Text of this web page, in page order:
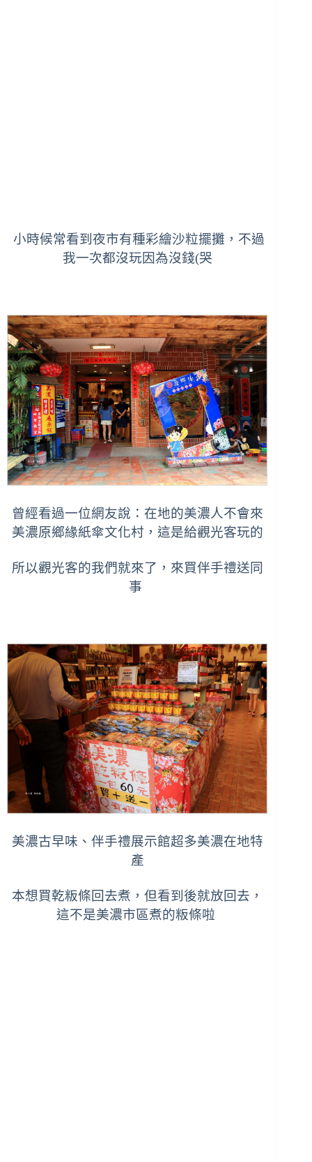
小時候常看到夜市有種彩繪沙粒擺攤，不過
我一次都沒玩因為沒錢(哭
曾經看過一位網友說：在地的美濃人不會來
美濃原鄉緣紙傘文化村，這是給觀光客玩的
所以觀光客的我們就來了，來買伴手禮送同
事
美濃古早味、伴手禮展示館超多美濃在地特
產
本想買乾粄條回去煮，但看到後就放回去，
這不是美濃市區煮的粄條啦